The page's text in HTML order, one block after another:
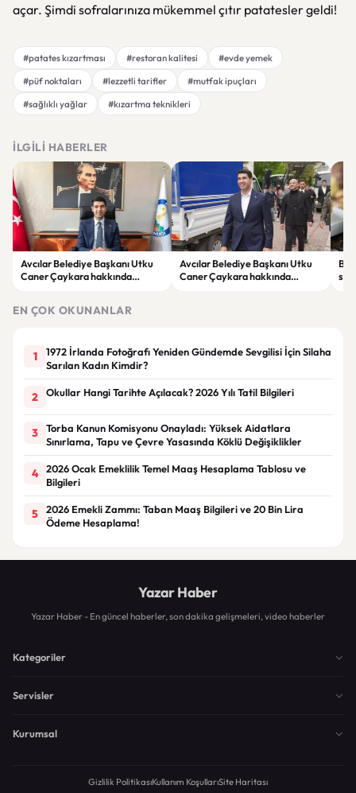
açar. Şimdi sofralarınıza mükemmel çıtır patatesler geldi!
#patates kızartması #restoran kalitesi
#evde yemek
#püf noktaları
#lezzetli tarifler
#mutfak ipuçları
#sağlıklı yağlar
#kızartma teknikleri
İLGILI HABERLER
Avcılar Belediye Başkanı Utku
Caner Çaykara hakkında
Avcılar Belediye Başkanı Utku
Caner Çaykara hakkında
EN ÇOK OKUNANLAR
1
1972 İrlanda Fotoğrafı Yeniden Gündemde Sevgilisi İçin Silaha
Sarılan Kadın Kimdir?
2 Okullar Hangi Tarihte Açılacak? 2026 Yılı Tatil Bilgileri
3
Torba Kanun Komisyonu Onayladı: Yüksek Aidatlara
Sınırlama, Tapu ve Çevre Yasasında Köklü Değişiklikler
4
2026 Ocak Emeklilik Temel Maaş Hesaplama Tablosu ve
Bilgileri
5
2026 Emekli Zammı: Taban Maaş Bilgileri ve 20 Bin Lira
Ödeme Hesaplama!
Yazar Haber
Yazar Haber - En güncel haberler, son dakika gelişmeleri, video haberler
Kategoriler
Servisler
Kurumsal
Gizlilik PolitikasıKullanım KoşullarıSite Haritası